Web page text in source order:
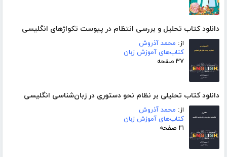
دانلود کتاب تحلیل و بررسی انتظام در پیوست تکواژهای انگلیسی
از: محمد آذروش
کتاب‌های آموزش زبان
۳۷ صفحه
دانلود کتاب تحلیلی بر نظام نحو دستوری در زبان‌شناسی انگلیسی
از: محمد آذروش
کتاب‌های آموزش زبان
۲۱ صفحه